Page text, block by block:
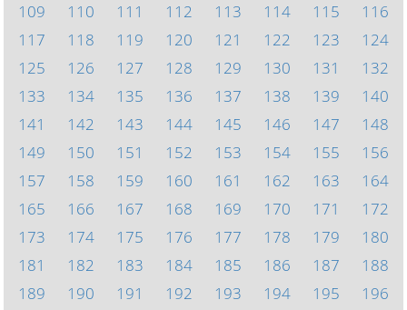
109
110 111 112 113 114 115
116
117
118 119 120 121 122 123
124
125
126 127 128 129 130 131
132
133
134 135 136 137 138 139
140
141
142 143 144 145 146 147
148
149
150 151 152 153 154 155
156
157
158 159 160 161 162 163
164
165
166 167 168 169 170 171
172
173
174 175 176 177 178 179
180
181
182 183 184 185 186 187
188
189
190 191 192 193 194 195
196